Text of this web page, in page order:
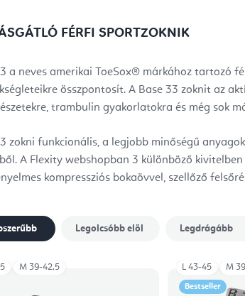
FÉRFI SPORTZOKNIK
a neves amerikai ToeSox® márkához tartozó
összpontosít. A Base 33 zoknit az
trambulin gyakorlatokra és még sok
zokni funkcionális, a legjobb minőségű
A Flexity webshopban 3 különböző
kompressziós bokaövvel, szellőző
Legolcsóbb elöl Legdrágább
M 39-42,5
Bestseller
L 43-45 M